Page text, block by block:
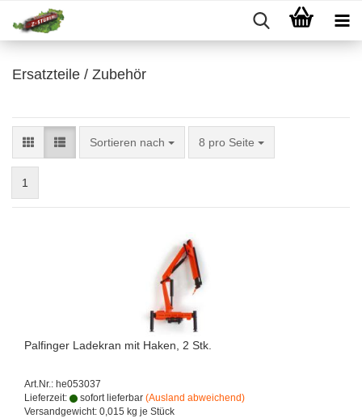
Ersatzteile / Zubehör
Sortieren nach
Sortieren nach 8 pro Seite
pro Seite
1
Palfinger Ladekran mit Haken, 2 Stk.
Art.Nr.: he053037
Lieferzeit:
sofort lieferbar (Ausland abweichend)
Versandgewicht: 0,015 kg je Stück